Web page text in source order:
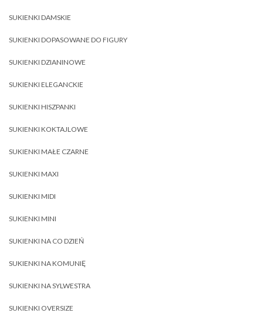
SUKIENKI DAMSKIE
SUKIENKI DOPASOWANE DO FIGURY
SUKIENKI DZIANINOWE
SUKIENKI ELEGANCKIE
SUKIENKI HISZPANKI
SUKIENKI KOKTAJLOWE
SUKIENKI MAŁE CZARNE
SUKIENKI MAXI
SUKIENKI MIDI
SUKIENKI MINI
SUKIENKI NA CO DZIEŃ
SUKIENKI NA KOMUNIĘ
SUKIENKI NA SYLWESTRA
SUKIENKI OVERSIZE